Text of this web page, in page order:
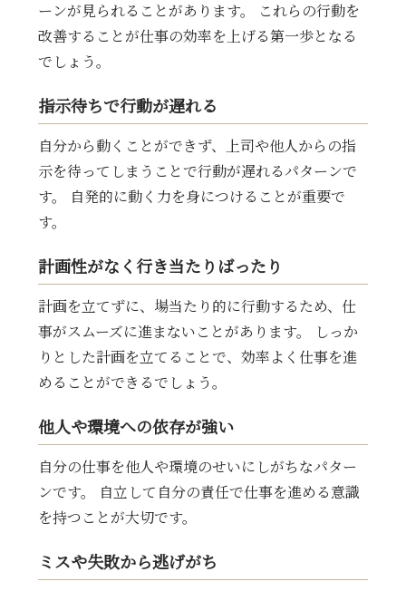
ーンが見られることがあります。 これらの行動を
改善することが仕事の効率を上げる第一歩となる
でしょう。
指示待ちで行動が遅れる
自分から動くことができず、上司や他人からの指
示を待ってしまうことで行動が遅れるパターンで
す。 自発的に動く力を身につけることが重要で
す。
計画性がなく行き当たりばったり
計画を立てずに、場当たり的に行動するため、仕
事がスムーズに進まないことがあります。 しっか
りとした計画を立てることで、効率よく仕事を進
めることができるでしょう。
他人や環境への依存が強い
自分の仕事を他人や環境のせいにしがちなパター
ンです。 自立して自分の責任で仕事を進める意識
を持つことが大切です。
ミスや失敗から逃げがち